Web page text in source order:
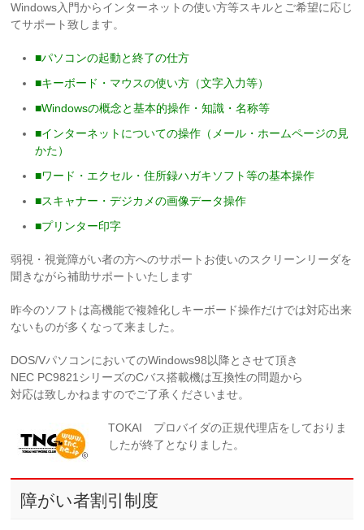
Windows入門からインターネットの使い方等スキルとご希望に応じ
てサポート致します。
■パソコンの起動と終了の仕方
■キーボード・マウスの使い方（文字入力等）
■Windowsの概念と基本的操作・知識・名称等
■インターネットについての操作（メール・ホームページの見
かた）
■ワード・エクセル・住所録ハガキソフト等の基本操作
■スキャナー・デジカメの画像データ操作
■プリンター印字
弱視・視覚障がい者の方へのサポートお使いのスクリーンリーダを
聞きながら補助サポートいたします
昨今のソフトは高機能で複雑化しキーボード操作だけでは対応出来
ないものが多くなって来ました。
DOS/VパソコンにおいてのWindows98以降とさせて頂き
NEC PC9821シリーズのCバス搭載機は互換性の問題から
対応は致しかねますのでご了承くださいませ。
TOKAI プロバイダの正規代理店をしておりま
したが終了となりました。
障がい者割引制度